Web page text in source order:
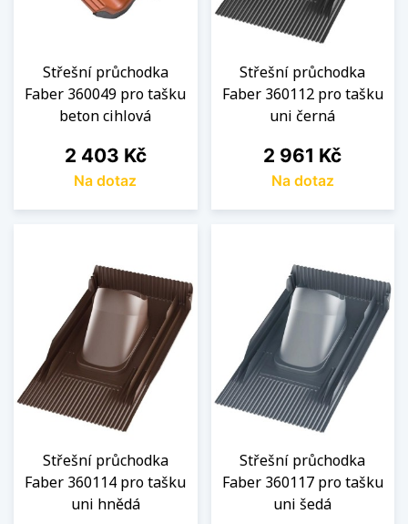
Střešní průchodka
Faber 360049 pro tašku
beton cihlová
Cena
2 403 Kč
Na dotaz
Střešní průchodka
Faber 360112 pro tašku
uni černá
Cena
2 961 Kč
Na dotaz
Střešní průchodka
Faber 360114 pro tašku
uni hnědá
Střešní průchodka
Faber 360117 pro tašku
uni šedá